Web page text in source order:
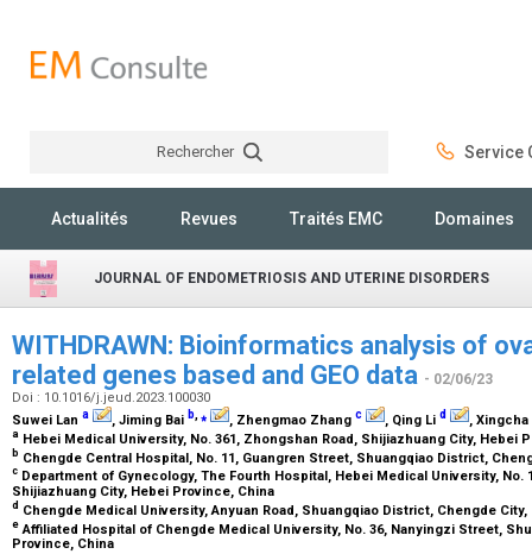
Rechercher Service
Actualités Revues Traités EMC Domaines
JOURNAL OF ENDOMETRIOSIS AND UTERINE DISORDERS
WITHDRAWN: Bioinformatics analysis of
related genes based and GEO data - 02/06/23
Doi : 10.1016/j.jeud.2023.100030
Suwei Lan a , Jiming Bai b,⁎ , Zhengmao Zhang c , Qing Li d ,
a Hebei Medical University, No. 361, Zhongshan Road, Shijiazhuang City, Hebei
b Chengde Central Hospital, No. 11, Guangren Street, Shuangqiao District,
c Department of Gynecology, The Fourth Hospital, Hebei Medical University, No.
Shijiazhuang City, Hebei Province, China
d Chengde Medical University, Anyuan Road, Shuangqiao District, Chengde
e Affiliated Hospital of Chengde Medical University, No. 36, Nanyingzi Street,
Province, China